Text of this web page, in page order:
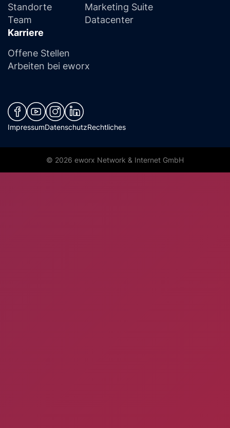
Standorte
Team
Marketing Suite
Datacenter
Karriere
Offene Stellen
Arbeiten bei eworx
(neues Fenster)
(neues Fenster)
(neues Fenster)
(neues Fenster)
ImpressumDatenschutzRechtliches
© 2026 eworx Network & Internet GmbH